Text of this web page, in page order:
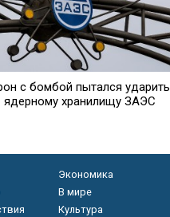
с бомбой пытался ударить
ядерному хранилищу ЗАЭС
Экономика
В мире
Культура